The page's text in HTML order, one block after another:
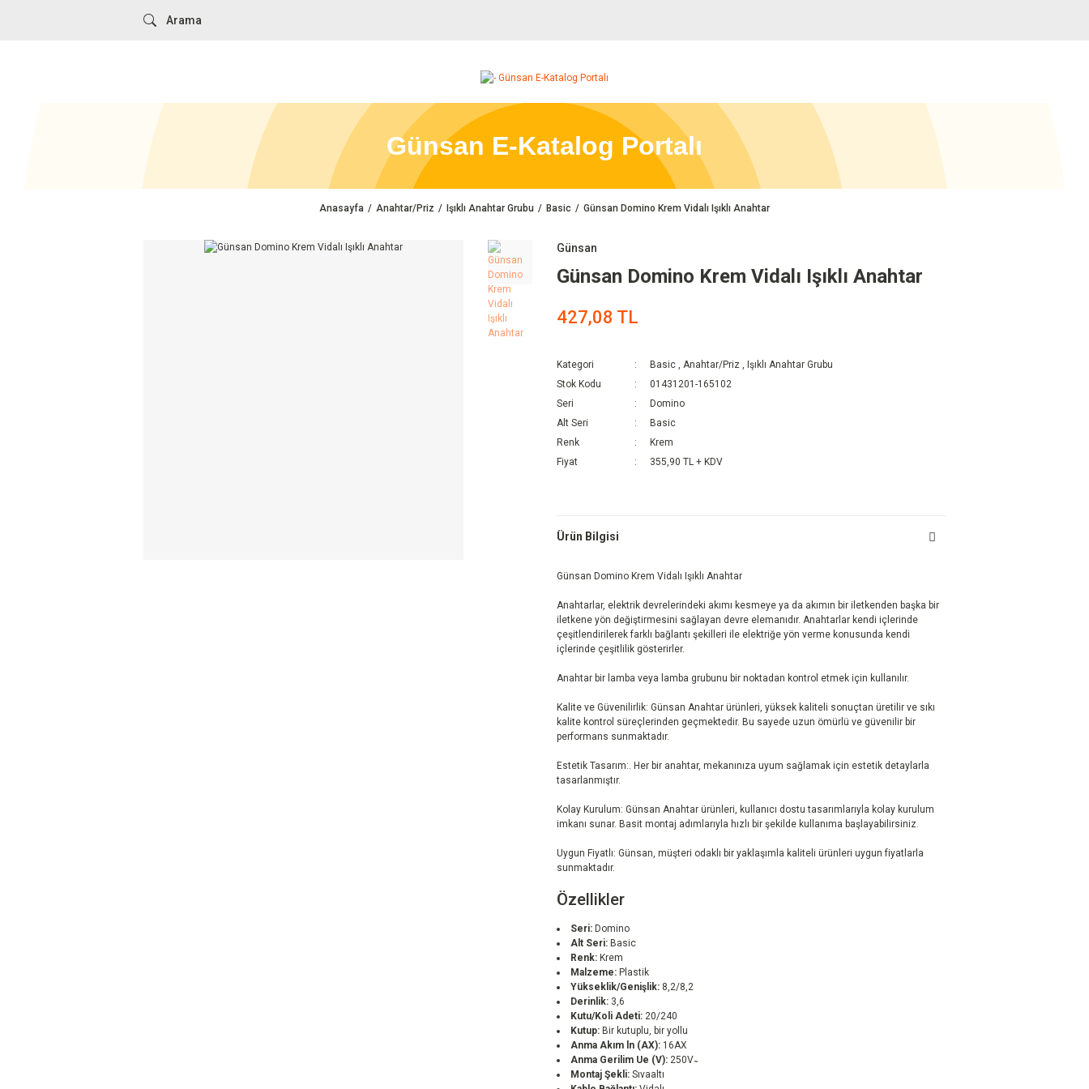
Günsan E-Katalog Portalı
Anasayfa Anahtar/Priz Işıklı Anahtar Grubu Basic Günsan Domino Krem Vidalı Işıklı Anahtar
Günsan
Günsan Domino Krem Vidalı Işıklı Anahtar
427,08 TL
Kategori Basic , Anahtar/Priz , Işıklı Anahtar Grubu
Stok Kodu
01431201-165102
Seri
Domino
Alt Seri
Basic
Renk
Krem
Fiyat
355,90 TL + KDV
Ürün Bilgisi
Günsan Domino Krem Vidalı Işıklı Anahtar
Anahtarlar, elektrik devrelerindeki akımı kesmeye ya da akımın bir iletkenden başka bir
iletkene yön değiştirmesini sağlayan devre elemanıdır. Anahtarlar kendi içlerinde
çeşitlendirilerek farklı bağlantı şekilleri ile elektriğe yön verme konusunda kendi
içlerinde çeşitlilik gösterirler.
Anahtar bir lamba veya lamba grubunu bir noktadan kontrol etmek için kullanılır.
Kalite ve Güvenilirlik: Günsan Anahtar ürünleri, yüksek kaliteli sonuçtan üretilir ve sıkı
kalite kontrol süreçlerinden geçmektedir. Bu sayede uzun ömürlü ve güvenilir bir
performans sunmaktadır.
Estetik Tasarım:. Her bir anahtar, mekanınıza uyum sağlamak için estetik detaylarla
tasarlanmıştır.
Kolay Kurulum: Günsan Anahtar ürünleri, kullanıcı dostu tasarımlarıyla kolay kurulum
imkanı sunar. Basit montaj adımlarıyla hızlı bir şekilde kullanıma başlayabilirsiniz.
Uygun Fiyatlı: Günsan, müşteri odaklı bir yaklaşımla kaliteli ürünleri uygun fiyatlarla
sunmaktadır.
Özellikler
Seri: Domino
Alt Seri: Basic
Renk: Krem
Malzeme: Plastik
Yükseklik/Genişlik: 8,2/8,2
Derinlik: 3,6
Kutu/Koli Adeti: 20/240
Kutup: Bir kutuplu, bir yollu
Anma Akım ln (AX): 16AX
Anma Gerilim Ue (V): 250V ̴
Montaj Şekli: Sıvaaltı